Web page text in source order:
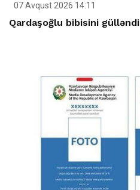
07 Avqust 2026 14:11
Qardaşoğlu bibisini gülləndi